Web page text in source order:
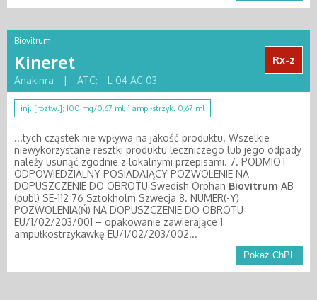
Biovitrum
Kineret
Rx-z
Anakinra
| ATC: L 04 AC 03
inj. [roztw.]; 100 mg/0,67 ml, 1 amp.-strzyk. 0,67 ml
...tych cząstek nie wpływa na jakość produktu. Wszelkie
niewykorzystane resztki produktu leczniczego lub jego odpady
należy usunąć zgodnie z lokalnymi przepisami. 7. PODMIOT
ODPOWIEDZIALNY POSIADAJĄCY POZWOLENIE NA
DOPUSZCZENIE DO OBROTU Swedish Orphan Biovitrum AB
(publ) SE-112 76 Sztokholm Szwecja 8. NUMER(-Y)
POZWOLENIA(Ń) NA DOPUSZCZENIE DO OBROTU
EU/1/02/203/001 – opakowanie zawierające 1
ampułkostrzykawkę EU/1/02/203/002...
Pokaż ChPL